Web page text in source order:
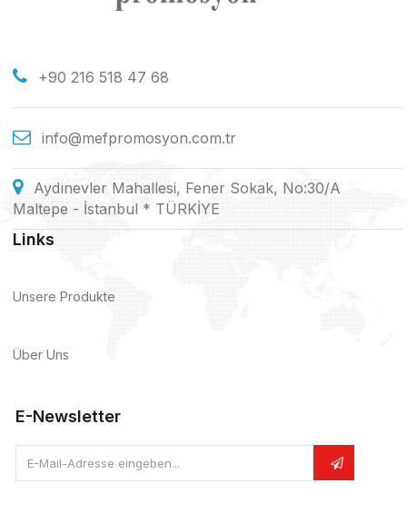
+90 216 518 47 68
info@mefpromosyon.com.tr
Aydınevler Mahallesi, Fener Sokak, No:30/A
Maltepe - İstanbul * TÜRKİYE
Links
Unsere Produkte
Über Uns
E-Newsletter